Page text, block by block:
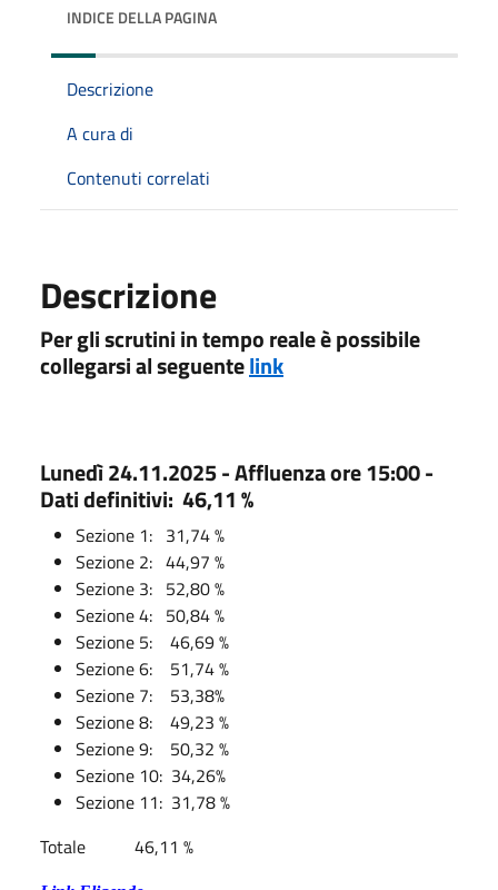
INDICE DELLA PAGINA
Descrizione
A cura di
Contenuti correlati
Descrizione
Per gli scrutini in tempo reale è possibile
collegarsi al seguentelink
Lunedì 24.11.2025 - Affluenza ore 15:00 -
Dati definitivi: 46,11 %
Sezione 1: 31,74 %
Sezione 2: 44,97 %
Sezione 3: 52,80 %
Sezione 4: 50,84 %
Sezione 5: 46,69 %
Sezione 6: 51,74 %
Sezione 7:
53,38%
Sezione 8:
49,23 %
Sezione 9:
50,32 %
Sezione 10: 34,26%
Sezione 11: 31,78 %
Totale
46,11 %